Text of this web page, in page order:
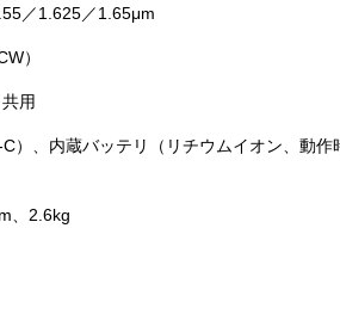
／1.625／1.65μm
）
用
）、内蔵バッテリ（リチウムイオン、動
、2.6kg